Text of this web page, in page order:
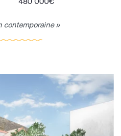
contemporaine »